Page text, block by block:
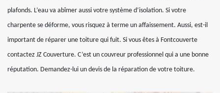
plafonds. L’eau va abîmer aussi votre système d’isolation. Si votre
charpente se déforme, vous risquez à terme un affaissement. Aussi, est-il
important de réparer une toiture qui fuit. Si vous êtes à Fontcouverte
contactez JZ Couverture. C’est un couvreur professionnel qui a une bonne
réputation. Demandez-lui un devis de la réparation de votre toiture.